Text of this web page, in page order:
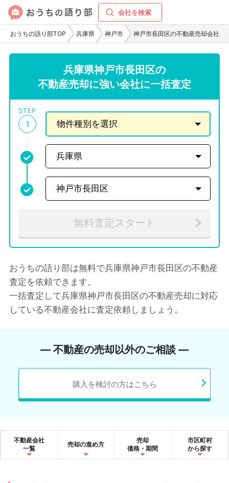
会社を検索
おうちの語り部TOP 兵庫県 神戸市 神戸市長田区の不動産売却会社
兵庫県神戸市長田区の
不動産売却に強い会社に一括査定
STEP
1
無料査定スタート
おうちの語り部は無料で兵庫県神戸市長田区の不動産
査定を依頼できます。
一括査定して兵庫県神戸市長田区の不動産売却に対応
している不動産会社に査定依頼しましょう。
― 不動産の売却以外のご相談 ―
購入を検討の方はこちら
不動産会社
一覧
売却の進め方
売却
価格・期間
市区町村
から探す